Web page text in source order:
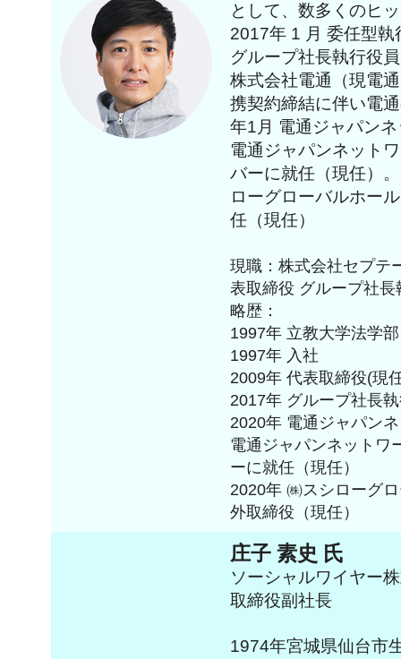
として、数多くのヒ
2017年 1 月 委任型
グループ社長執行役
株式会社電通（現電
携契約締結に伴い電
年1月 電通ジャパン
電通ジャパンネット
バーに就任（現任）
ローグローバルホー
任（現任）
現職：株式会社セプテ
表取締役 グループ社
略歴：
1997年 立教大学法学
1997年 入社
2009年 代表取締役(現
2017年 グループ社長
2020年 電通ジャパン
電通ジャパンネットワ
ーに就任（現任）
2020年 ㈱スシローグ
外取締役（現任）
庄子 素史 氏
ソーシャルワイヤー
取締役副社長
1974年宮城県仙台市